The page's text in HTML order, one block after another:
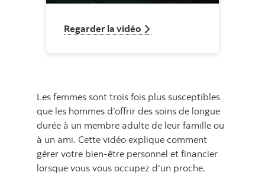
Regarder la vidéo
Les femmes sont trois fois plus susceptibles
que les hommes d’offrir des soins de longue
durée à un membre adulte de leur famille ou
à un ami. Cette vidéo explique comment
gérer votre bien-être personnel et financier
lorsque vous vous occupez d'un proche.